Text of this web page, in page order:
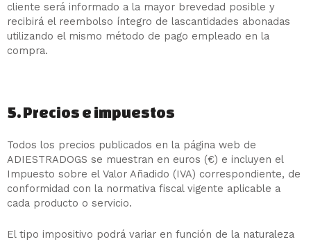
cliente será informado a la mayor brevedad posible y
recibirá el reembolso íntegro de lascantidades abonadas
utilizando el mismo método de pago empleado en la
compra.
5. Precios e impuestos
Todos los precios publicados en la página web de
ADIESTRADOGS se muestran en euros (€) e incluyen el
Impuesto sobre el Valor Añadido (IVA) correspondiente, de
conformidad con la normativa fiscal vigente aplicable a
cada producto o servicio.
El tipo impositivo podrá variar en función de la naturaleza